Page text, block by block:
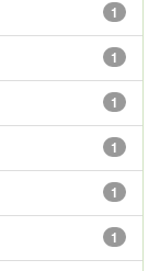
1
1
1
1
1
1